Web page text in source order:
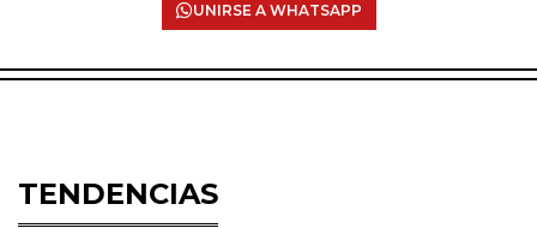
UNIRSE A WHATSAPP
TENDENCIAS